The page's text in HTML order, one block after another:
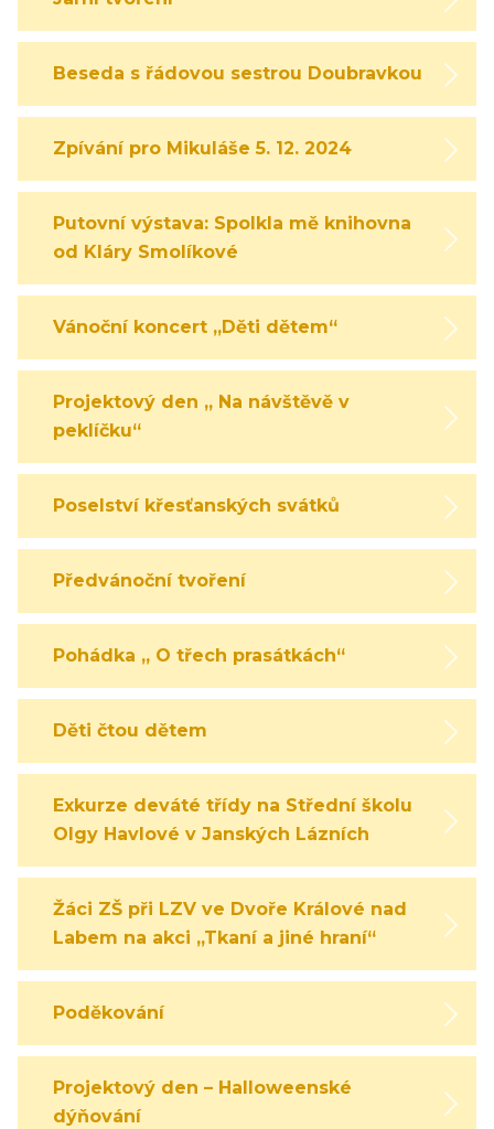
Beseda s řádovou sestrou Doubravkou
Zpívání pro Mikuláše 5. 12. 2024
Putovní výstava: Spolkla mě knihovna
od Kláry Smolíkové
Vánoční koncert „Děti dětem“
Projektový den „ Na návštěvě v
peklíčku“
Poselství křesťanských svátků
Předvánoční tvoření
Pohádka „ O třech prasátkách“
Děti čtou dětem
Exkurze deváté třídy na Střední školu
Olgy Havlové v Janských Lázních
Žáci ZŠ při LZV ve Dvoře Králové nad
Labem na akci „Tkaní a jiné hraní“
Poděkování
Projektový den – Halloweenské
dýňování